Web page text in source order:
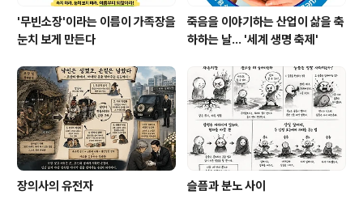
'무빈소장'이라는 이름이 가족장을
눈치 보게 만든다
죽음을 이야기하는 산업이 삶을 축
하하는 날… '세계 생명 축제'
장의사의 유전자 슬픔과 분노 사이